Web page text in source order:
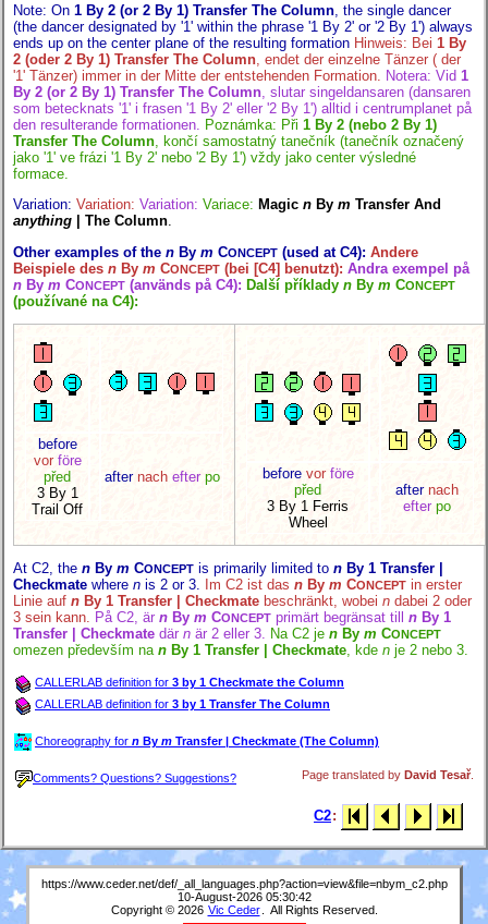
Note: On 1 By 2 (or 2 By 1) Transfer The Column , the single dancer
(the dancer designated by '1' within the phrase '1 By 2' or '2 By 1') always
ends up on the center plane of the resulting formation Hinweis: Bei 1 By
2 (oder 2 By 1) Transfer The Column , endet der einzelne Tänzer ( der
'1' Tänzer) immer in der Mitte der entstehenden Formation.
Notera: Vid 1
By 2 (or 2 By 1) Transfer The Column , slutar singeldansaren (dansaren
som betecknats '1' i frasen '1 By 2' eller '2 By 1') alltid i centrumplanet på
den resulterande formationen.
Poznámka: Při 1 By 2 (nebo 2 By 1)
Transfer The Column , končí samostatný tanečník (tanečník označený
jako '1' ve frázi '1 By 2' nebo '2 By 1') vždy jako center výsledné
formace.
Variation: Variation: Variation: Variace: Magic n By m Transfer And
anything | The Column.
Other examples of the n By m CONCEPT (used at C4): Andere
Beispiele des n By m CONCEPT (bei [C4] benutzt): Andra exempel på
n By m CONCEPT (används på C4): Další příklady n By m CONCEPT
(používané na C4):
before
vor före
před
3 By 1
Trail Off
after nach efter po before vor före
před
3 By 1 Ferris
Wheel
after nach
efter po
At C2, the n By m CONCEPT is primarily limited to n By 1 Transfer |
Checkmate where n is 2 or 3. Im C2 ist das n By m CONCEPT in erster
Linie auf n By 1 Transfer | Checkmate beschränkt, wobei n dabei 2 oder
3 sein kann. På C2, är n By m CONCEPT primärt begränsat till n By 1
Transfer | Checkmate där n är 2 eller 3. Na C2 je n By m CONCEPT
omezen především na n By 1 Transfer | Checkmate, kde n je 2 nebo 3.
CALLERLAB definition for 3 by 1 Checkmate the Column
CALLERLAB definition for 3 by 1 Transfer The Column
Choreography for n By m Transfer | Checkmate (The Column)
Comments? Questions? Suggestions? Page translated by David Tesař
C2:
https://www.ceder.net/def/_all_languages.php?action=view&file=nbym_c2.php
10-August-2026 05:30:42
Copyright © 2026 Vic Ceder . All Rights Reserved.